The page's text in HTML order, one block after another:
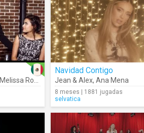
Melissa Romero
Navidad Contigo
Jean & Alex, Ana Mena
8 meses | 1881 jugadas
selvatica